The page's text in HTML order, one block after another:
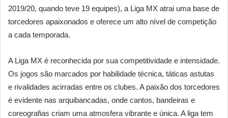
2019/20, quando teve 19 equipes), a Liga MX atrai uma base de
torcedores apaixonados e oferece um alto nível de competição
a cada temporada.
A Liga MX é reconhecida por sua competitividade e intensidade.
Os jogos são marcados por habilidade técnica, táticas astutas
e rivalidades acirradas entre os clubes. A paixão dos torcedores
é evidente nas arquibancadas, onde cantos, bandeiras e
coreografias criam uma atmosfera vibrante e única. A liga tem